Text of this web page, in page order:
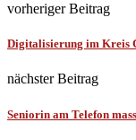
vorheriger Beitrag
Digitalisierung im Kreis
nächster Beitrag
Seniorin am Telefon